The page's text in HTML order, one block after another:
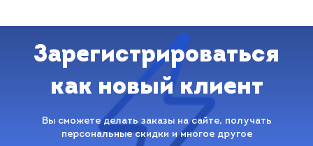
Зарегистрироваться
как новый клиент
Вы сможете делать заказы на сайте, получать
персональные скидки и многое другое